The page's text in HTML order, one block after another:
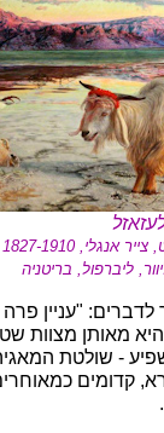
1827-1910
ליברפול, בריטניה
לדברים: "עניין
מאותן מצוות
איננו גורם משפיע -
קדומים